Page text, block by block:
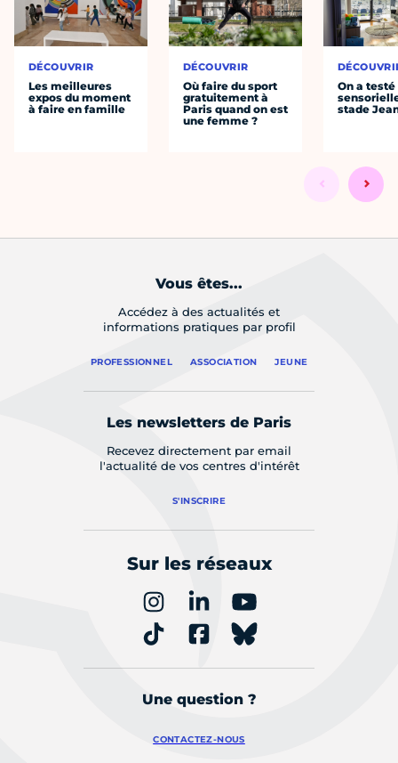
DÉCOUVRIR
Les meilleures
expos du moment
à faire en famille
DÉCOUVRIR
Où faire du sport
gratuitement à
Paris quand on est
une femme ?
On a
stade
Vous êtes...
Accédez à des actualités et
informations pratiques par profil
PROFESSIONNEL ASSOCIATION JEUNE
Les newsletters de Paris
Recevez directement par email
l'actualité de vos centres d'intérêt
S'INSCRIRE
Sur les réseaux
Une question ?
CONTACTEZ-NOUS